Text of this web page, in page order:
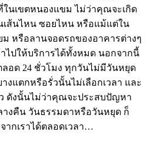
นเขตหนองแขม ไม่ว่าคุณจะเกิด
ส้นไหน ซอยไหน หรือแม้แต่ใน
หรือลานจอดรถของอาคารต่างๆ
ไปให้บริการได้ทั้งหมด นอกจากนี้
ลอด 24 ชั่วโมง ทุกวันไม่มีวันหยุด
งแตกหรือรั่วนั้นไม่เลือกเวลา และ
ดังนั้นไม่ว่าคุณจะประสบปัญหา
างคืน วันธรรมดาหรือวันหยุด ก็
ากเราได้ตลอดเวลา…